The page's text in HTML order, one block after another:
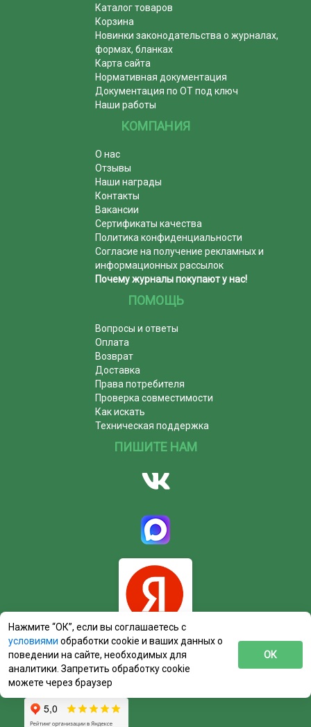
Каталог товаров
Корзина
Новинки законодательства о журналах,
формах, бланках
Карта сайта
Нормативная документация
Документация по ОТ под ключ
Наши работы
КОМПАНИЯ
О нас
Отзывы
Наши награды
Контакты
Вакансии
Сертификаты качества
Политика конфиденциальности
Согласие на получение рекламных и
информационных рассылок
Почему журналы покупают у нас!
ПОМОЩЬ
Вопросы и ответы
Оплата
Возврат
Доставка
Права потребителя
Проверка совместимости
Как искать
Техническая поддержка
ПИШИТЕ НАМ
Нажмите “ОК”, если вы соглашаетесь с
условиями обработки cookie и ваших данных о
поведении на сайте, необходимых для
аналитики. Запретить обработку cookie
можете через браузер
ОК